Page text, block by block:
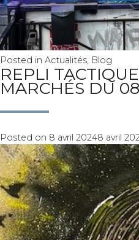
Posted in Actualités, Blog
REPLI
MARCHÉS DU
Posted on 8 avril 20248 avril